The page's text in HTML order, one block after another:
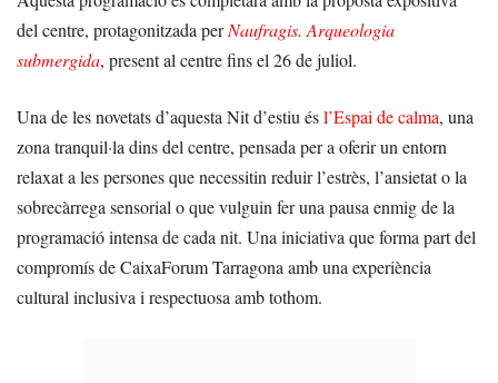
del centre, protagonitzada perNaufragis. Arqueologia
submergida, present al centre fins el 26 de juliol.
Una de les novetats d’aquesta Nit d’estiu ésl’Espai de calma, una
zona tranquil·la dins del centre, pensada per a oferir un entorn
relaxat a les persones que necessitin reduir l’estrès, l’ansietat o la
sobrecàrrega sensorial o que vulguin fer una pausa enmig de la
programació intensa de cada nit. Una iniciativa que forma part del
compromís de CaixaForum Tarragona amb una experiència
cultural inclusiva i respectuosa amb tothom.